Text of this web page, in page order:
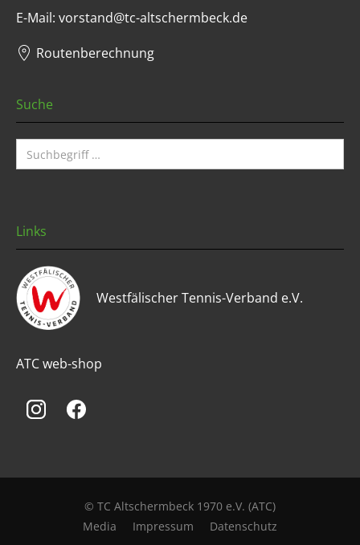
E-Mail: vorstand@tc-altschermbeck.de
Routenberechnung
Suche
Links
Westfälischer Tennis-Verband e.V.
ATC web-shop
© TC Altschermbeck 1970 e.V. (ATC)
Media
Impressum Datenschutz